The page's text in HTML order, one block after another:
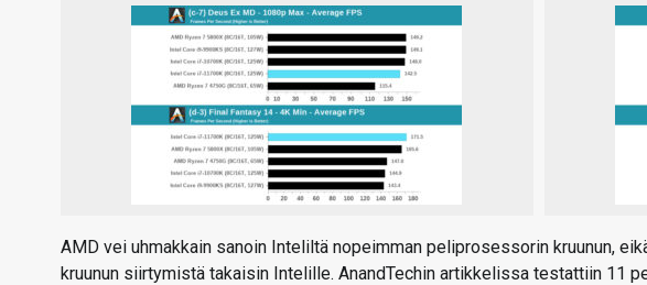
AMD vei uhmakkain sanoin Inteliltä nopeimman peliprosessorin kruunun,
kruunun siirtymistä takaisin Intelille. AnandTechin artikkelissa testattiin 11